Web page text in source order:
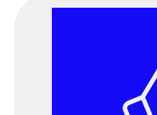
06:00 pm - 09:00 pm